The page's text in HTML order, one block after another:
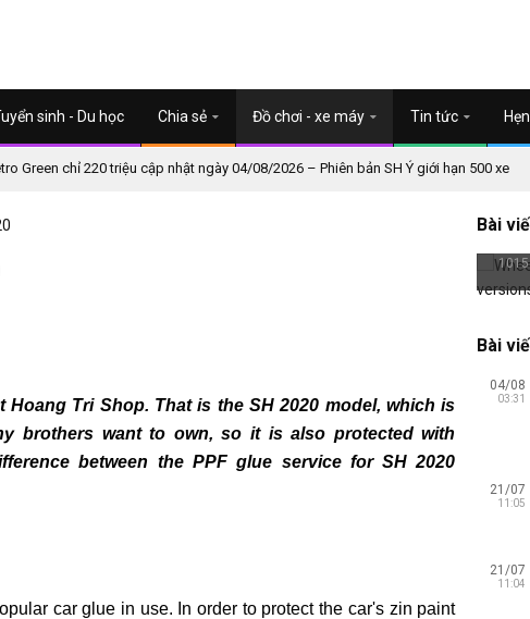
sinh - Du học Chia sẻ Đồ chơi - xe máy Tin tức
Green chỉ 220 triệu cập nhật ngày 04/08/2026 – Phiên bản SH Ý giới hạn 500 xe
Hoang Tri Shop. That is the SH 2020 model, which is
brothers want to own, so it is also protected with
between the PPF glue service for SH 2020
car glue in use. In order to protect the car's zin paint
Bài
Bài
04/08
03:31
21/07
11:05
21/07
11:04